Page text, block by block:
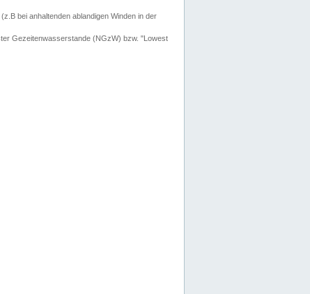
bei anhaltenden ablandigen Winden in der
Gezeitenwasserstande (NGzW) bzw. "Lowest